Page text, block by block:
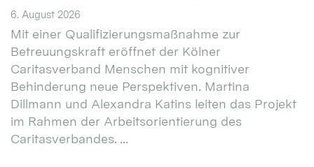
6. August 2026
Mit einer Qualifizierungsmaßnahme zur
Betreuungskraft eröffnet der Kölner
Caritasverband Menschen mit kognitiver
Behinderung neue Perspektiven. Martina
Dillmann und Alexandra Katins leiten das Projekt
im Rahmen der Arbeitsorientierung des
Caritasverbandes. ...